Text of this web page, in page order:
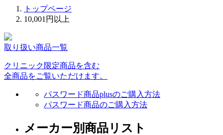
トップページ
10,001円以上
取り扱い商品一覧
クリニック限定商品を含む
全商品をご覧いただけます。
パスワード商品plusのご購入方法
パスワード商品のご購入方法
メーカー別商品リスト